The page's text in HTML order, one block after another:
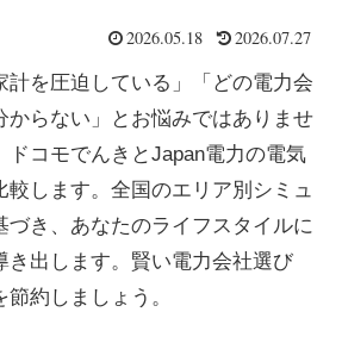
2026.05.18
2026.07.27
計を圧迫している」「どの電力会
からない」とお悩みではありませ
ドコモでんきとJapan電力の電気
較します。全国のエリア別シミュ
づき、あなたのライフスタイルに
き出します。賢い電力会社選び
約しましょう。